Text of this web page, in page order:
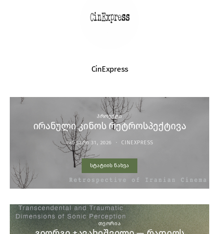
CinExpress
ᲞᲠᲝᲔᲥᲢᲘ
ირანული კინოს რეტროსპექტივა
ᲘᲐᲜᲕᲐᲠᲘ 31, 2026 CINEXPRESS
სტატიის ნახვა
ᲗᲔᲝᲠᲘᲐ